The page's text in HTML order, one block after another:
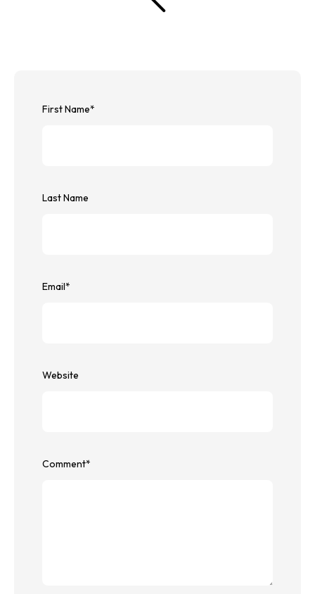
First Name*
Last Name
Email*
Website
Comment*